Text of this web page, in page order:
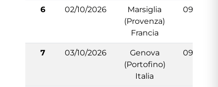
6 02/10/2026
Marsiglia
(Provenza)
Francia
09:00
7 03/10/2026
Genova
(Portofino)
Italia
09:00